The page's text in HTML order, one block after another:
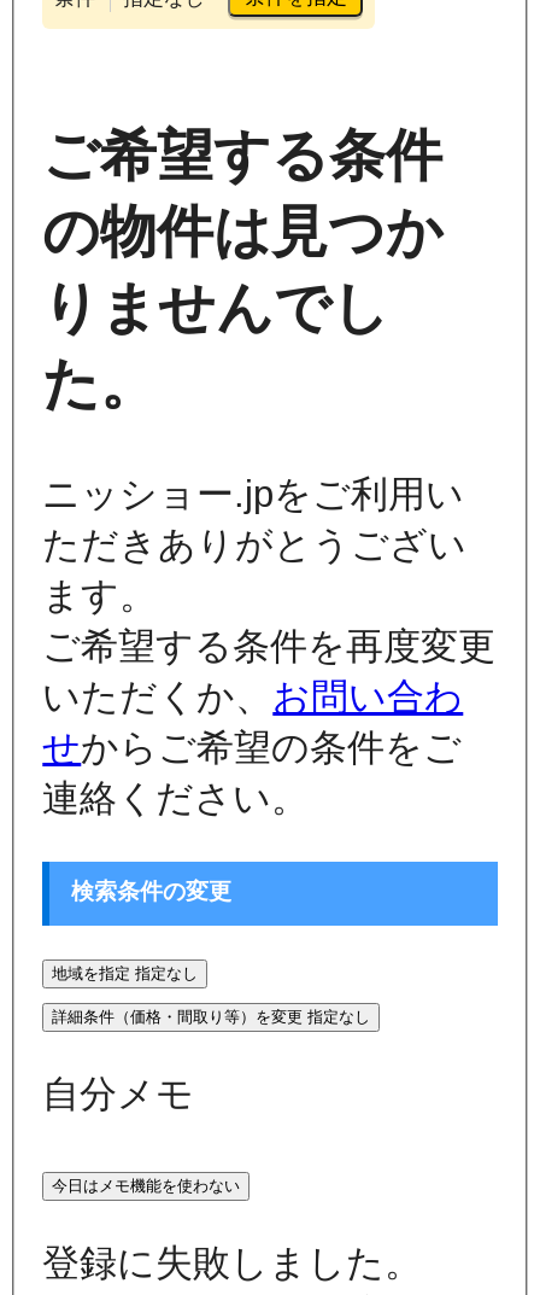
ご希望する条件
の物件は見つか
りませんでし
た。
ニッショー.jpをご利用い
ただきありがとうござい
ます。
ご希望する条件を再度変更
いただくか、 お問い合わ
せからご希望の条件をご
連絡ください。
検索条件の変更
地域を指定 指定なし
詳細条件（価格・間取り等）を変更 指定なし
自分メモ
今日はメモ機能を使わない
登録に失敗しました。